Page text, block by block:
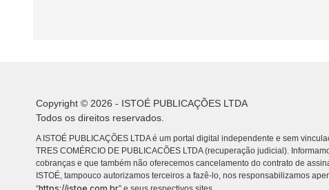
Copyright © 2026 - ISTOÉ PUBLICAÇÕES LTDA
Todos os direitos reservados.
A ISTOÉ PUBLICAÇÕES LTDA é um portal digital independente e sem
TRES COMÉRCIO DE PUBLICACÕES LTDA (recuperação judicial).
cobranças e que também não oferecemos cancelamento do contrato de
ISTOÉ, tampouco autorizamos terceiros a fazê-lo, nos responsabilizamos